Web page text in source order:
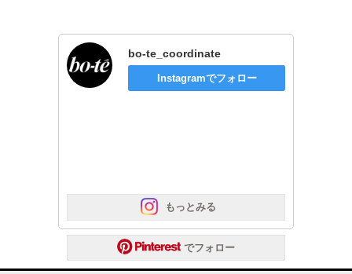
でフォロー
bo-te_coordinate
Instagramでフォロー
もっとみる